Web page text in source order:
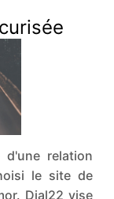
relation
le site de
Dial22 vise